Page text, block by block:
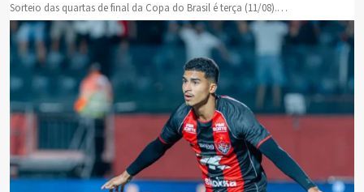
Sorteio das quartas de final da Copa do Brasil é terça (11/08).…